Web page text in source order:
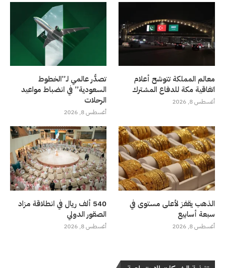
معالم المملكة تتوشح أعلام
اتفاقية مكة للدفاع المشترك
أغسطس 8, 2026
تصدُّر عالمي لـ”الخطوط
السعودية” في انضباط مواعيد
الرحلات
أغسطس 8, 2026
الذهب يقفز لأعلى مستوى في
سبعة أسابيع
أغسطس 8, 2026
540 ألف ريال في انطلاقة مزاد
الصقور الدولي
أغسطس 8, 2026